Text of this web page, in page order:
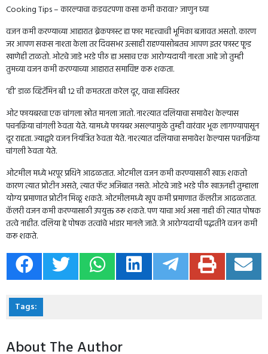
Cooking Tips – कारल्याचा कडवटपणा कसा कमी करावा? जाणुन घ्या
वजन कमी करण्याच्या आहारात ब्रेकफास्ट हा फार महत्त्वाची भूमिका बजावत असतो. कारण
जर आपण सकस नाश्ता केला तर दिवसभर उत्साही राहण्यासोबतच आपण इतर फास्ट फूड
खाणेही टाळतो. ओटचे जाडे भरडे पीठ हा असाच एक आरोग्यदायी नाश्ता आहे जो तुम्ही
तुमच्या वजन कमी करण्याच्या आहारात समाविष्ट करू शकता.
‘ही’ डाळ व्हिटॅमिन बी 12 ची कमतरता करेल दूर, वाचा सविस्तर
ओट फायबरचा एक चांगला स्रोत मानला जातो. नाश्त्यात दलियाचा समावेश केल्यास
पचनक्रिया चांगली ठेवता येते. यामध्ये फायबर असल्यामुळे तुम्ही वारंवार भूक लागण्यापासून
दूर राहता. ज्याद्वारे वजन नियंत्रित ठेवता येते. नाश्त्यात दलियाचा समावेश केल्यास पचनक्रिया
चांगली ठेवता येते.
ओटमील मध्ये भरपूर प्रथिने आढळतात. ओटमील वजन कमी करण्यासाठी खाऊ शकतो
कारण त्यात प्रोटीन असते, त्यात फॅट अजिबात नसते. ओटचे जाडे भरडे पीठ खाऊनही तुम्हाला
योग्य प्रमाणात प्रोटीन मिळू शकते. ओटमीलमध्ये खूप कमी प्रमाणात कॅलरीज आढळतात.
कॅलरी वजन कमी करण्यासाठी उपयुक्त ठरू शकते. पण याचा अर्थ असा नाही की त्यात पोषक
तत्वे नाहीत. दलिया हे पोषक तत्वांचे भांडार मानले जाते. जे आरोग्यदायी पद्धतीने वजन कमी
करू शकते.
Tags:
About The Author